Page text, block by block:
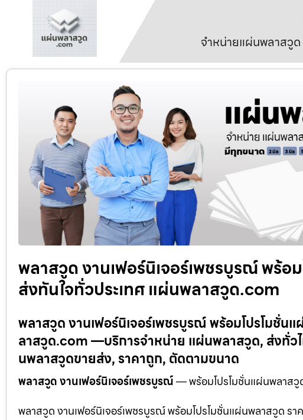
จำหน่ายแผ่นพลาสวูด
พลาสวูด งานเฟอร์นิเจอร์เพชรบูรณ์ พร้
ส่งทันใจทั่วประเทศ แผ่นพลาสวูด.com
พลาสวูด งานเฟอร์นิเจอร์เพชรบูรณ์ พร้อมโปรโมชั่น
ลาสวูด.com —บริการจำหน่าย แผ่นพลาสวูด, ส่งทั่
นพลาสวูดขายส่ง, ราคาถูก, ตัดตามขนาด
พลาสวูด งานเฟอร์นิเจอร์เพชรบูรณ์— พร้อมโปรโมชั่นแผ่นพลาสวู
พลาสวูด งานเฟอร์นิเจอร์เพชรบูรณ์ พร้อมโปรโมชั่นแผ่นพลาสวูด